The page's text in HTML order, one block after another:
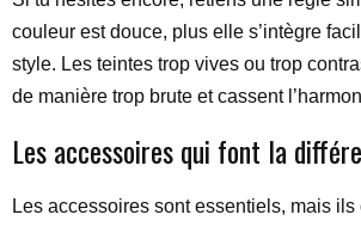
couleur est douce, plus elle s’intègre
style. Les teintes trop vives ou trop
de manière trop brute et cassent
Les accessoires qui font la
Les accessoires sont essentiels, mais ils